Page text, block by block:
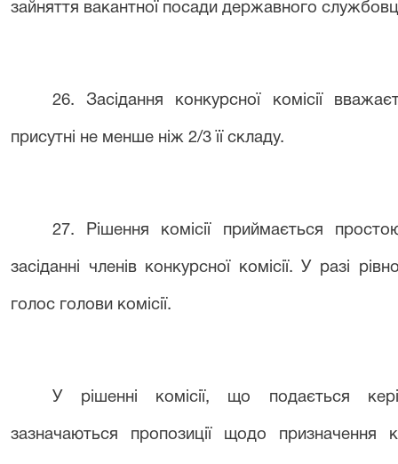
зайняття вакантної посади державного
26. Засідання конкурсної комісії
присутні не менше ніж 2/3 її складу.
27. Рішення комісії приймається
засіданні членів конкурсної комісії. У разі
голос голови комісії.
У рішенні комісії, що подається
зазначаються пропозиції щодо призначення